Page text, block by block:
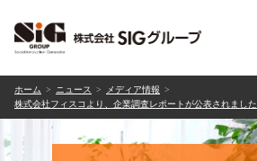
ホーム ニュース
メディア情報
株式会社フィスコより、企業調査レポートが公表されました